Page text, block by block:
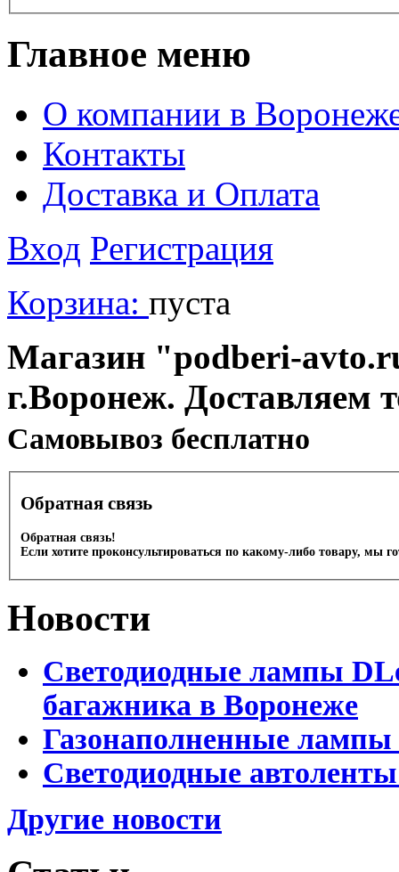
Главное меню
О компании в
Контакты
Доставка и Оплата
Вход Регистрация
Корзина: пуста
Магазин "podberi-
г.Воронеж. Доставляем
Cамовывоз бесплатно
Обратная связь
Обратная связь!
Если хотите проконсультироваться по какому-либо товару, мы
Новости
Светодиодные лампы
багажника в Воронеже
Газонаполненные
Светодиодные
Другие новости